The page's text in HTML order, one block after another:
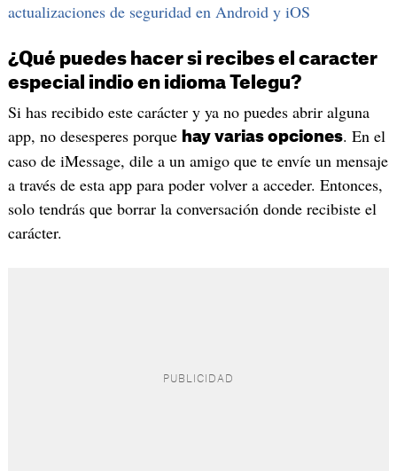
actualizaciones de seguridad en Android y iOS
¿Qué puedes hacer si recibes el caracter
especial indio en idioma Telegu?
Si has recibido este carácter y ya no puedes abrir alguna
app, no desesperes porque hay varias opciones. En el
caso de iMessage, dile a un amigo que te envíe un mensaje
a través de esta app para poder volver a acceder. Entonces,
solo tendrás que borrar la conversación donde recibiste el
carácter.